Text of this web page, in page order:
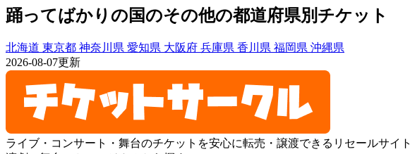
踊ってばかりの国のその他の都道府県別チケット
北海道 東京都 神奈川県 愛知県 大阪府 兵庫県 香川県 福岡県 沖縄県
2026-08-07更新
ライブ・コンサート・舞台のチケットを安心に転売・譲渡できるリセールサイト